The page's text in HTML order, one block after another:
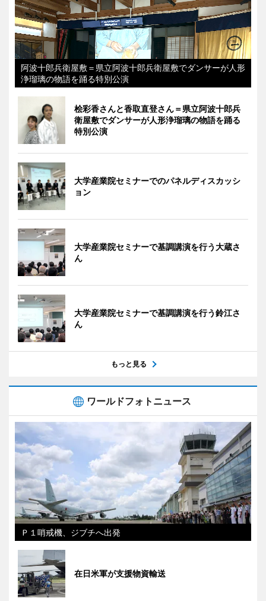
阿波十郎兵衛屋敷＝県立阿波十郎兵衛屋敷でダンサーが人形
浄瑠璃の物語を踊る特別公演
桧彩香さんと香取直登さん＝県立阿波十郎兵
衛屋敷でダンサーが人形浄瑠璃の物語を踊る
特別公演
大学産業院セミナーでのパネルディスカッシ
ョン
大学産業院セミナーで基調講演を行う大蔵さ
ん
大学産業院セミナーで基調講演を行う鈴江さ
ん
もっと見る
ワールドフォトニュース
Ｐ１哨戒機、ジブチへ出発
在日米軍が支援物資輸送